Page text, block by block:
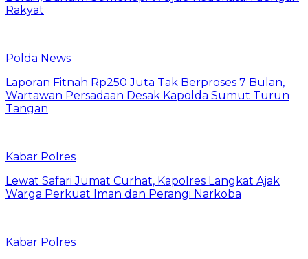
Rakyat
Polda News
Laporan Fitnah Rp250 Juta Tak Berproses 7 Bulan,
Wartawan Persadaan Desak Kapolda Sumut Turun
Tangan
Kabar Polres
Lewat Safari Jumat Curhat, Kapolres Langkat Ajak
Warga Perkuat Iman dan Perangi Narkoba
Kabar Polres